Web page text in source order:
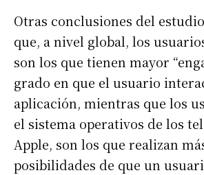
Otras conclusiones del
que, a nivel global, los
son los que tienen mayor
grado en que el usuario
aplicación, mientras que los
el sistema operativos de los
Apple, son los que realizan
posibilidades de que un